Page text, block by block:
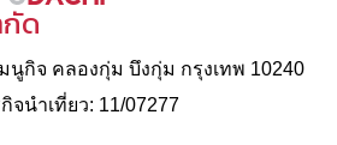
ด
นูกิจ คลองกุ่ม บึงกุ่ม กรุงเทพ 10240
นําเที่ยว: 11/07277